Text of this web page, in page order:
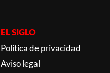
EL SIGLO
Política de privacidad
Aviso legal